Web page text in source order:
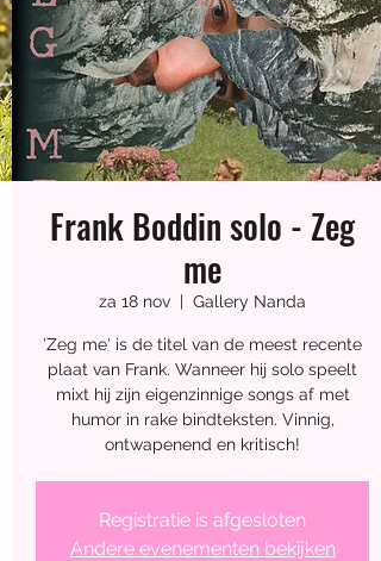
Meerdere datums
Workshop
Keramiek - Maak
je eigen
sprookjeshuisje
Frank Boddin solo - Zeg
me
za 18 nov
  |
Gallery Nanda
'Zeg me' is de titel van de meest recente
plaat van Frank. Wanneer hij solo speelt
mixt hij zijn eigenzinnige songs af met
humor in rake bindteksten. Vinnig,
ontwapenend en kritisch!
Registratie is afgesloten
Andere evenementen bekijken